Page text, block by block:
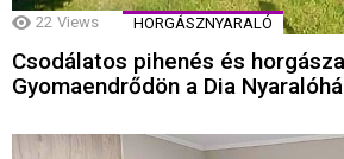
22 Views HORGÁSZNYARALÓ
Csodálatos pihenés és
Gyomaendrődön a Dia